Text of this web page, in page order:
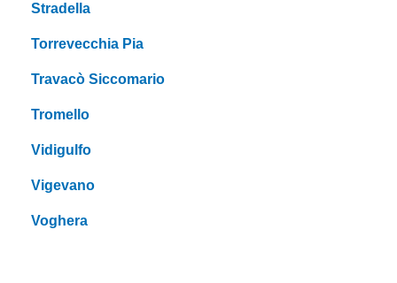
Stradella
Torrevecchia Pia
Travacò Siccomario
Tromello
Vidigulfo
Vigevano
Voghera